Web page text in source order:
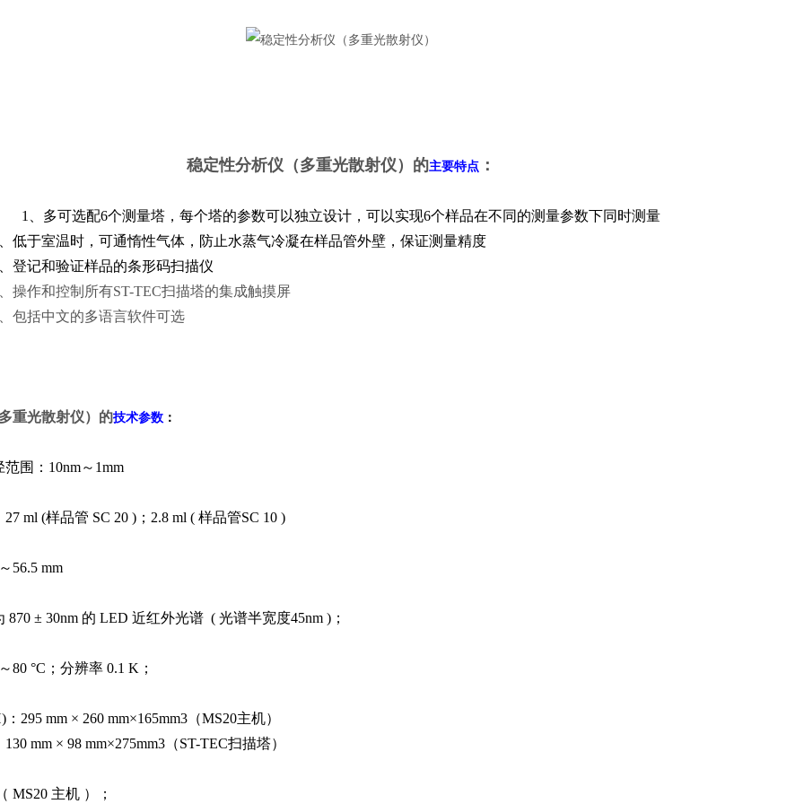
稳定性分析仪（多重光散射仪） 的主要特点 ：
1、多可选配6个测量塔，每个塔的参数可以独立设计，可以实现6个样品在不同的测量参数下同时测量
，可通惰性气体，防止水蒸气冷凝在样品管外壁，保证测量精度
证样品的条形码扫描仪
制所有ST-TEC扫描塔的集成触摸屏
的多语言软件可选
重光散射仪） 的技术参数 ：
围：10nm～1mm
ml (样品管 SC 20 )；2.8 ml ( 样品管SC 10 )
：0～56.5 mm
870 ± 30nm 的 LED 近红外光谱 ( 光谱半宽度45nm )；
80 °C；分辨率 0.1 K；
295 mm × 260 mm×165mm3（MS20主机）
mm×275mm3（ST-TEC扫描塔）
MS20 主机 ）；